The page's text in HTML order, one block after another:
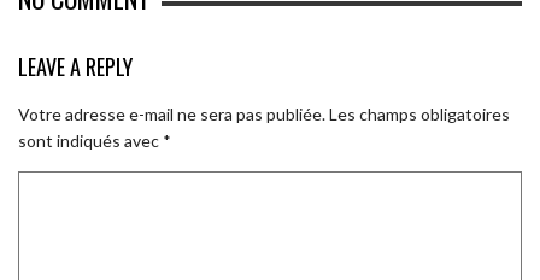
LEAVE A REPLY
Votre adresse e-mail ne sera pas publiée.Les champs obligatoires
sont indiqués avec *